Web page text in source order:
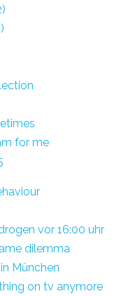
for me
vor 16:00 uhr
dilemma
München
on tv anymore